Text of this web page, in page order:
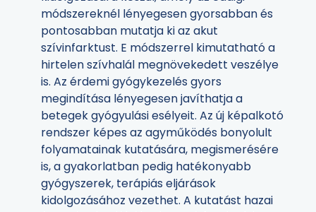
módszereknél lényegesen gyorsabban és
pontosabban mutatja ki az akut
szívinfarktust. E módszerrel kimutatható a
hirtelen szívhalál megnövekedett veszélye
is. Az érdemi gyógykezelés gyors
megindítása lényegesen javíthatja a
betegek gyógyulási esélyeit. Az új képalkotó
rendszer képes az agyműködés bonyolult
folyamatainak kutatására, megismerésére
is, a gyakorlatban pedig hatékonyabb
gyógyszerek, terápiás eljárások
kidolgozásához vezethet. A kutatást hazai